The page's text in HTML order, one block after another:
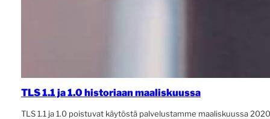
TLS 1.1 ja 1.0 historiaan maaliskuussa
TLS 1.1 ja 1.0 poistuvat käytöstä palvelustamme maaliskuussa